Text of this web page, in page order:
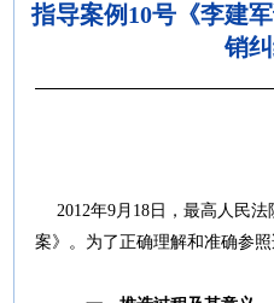
指导案例10号《李建
销
2012年9月18日，最高人民法
案》。为了正确理解和准确参